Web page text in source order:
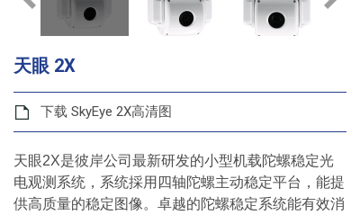
天眼 2X
下载 SkyEye 2X高清图
天眼2X是彼岸公司最新研发的小型机载陀螺稳定光
电观测系统，系统採用四轴陀螺主动稳定平台，能提
供高质量的稳定图像。卓越的陀螺稳定系统能有效消